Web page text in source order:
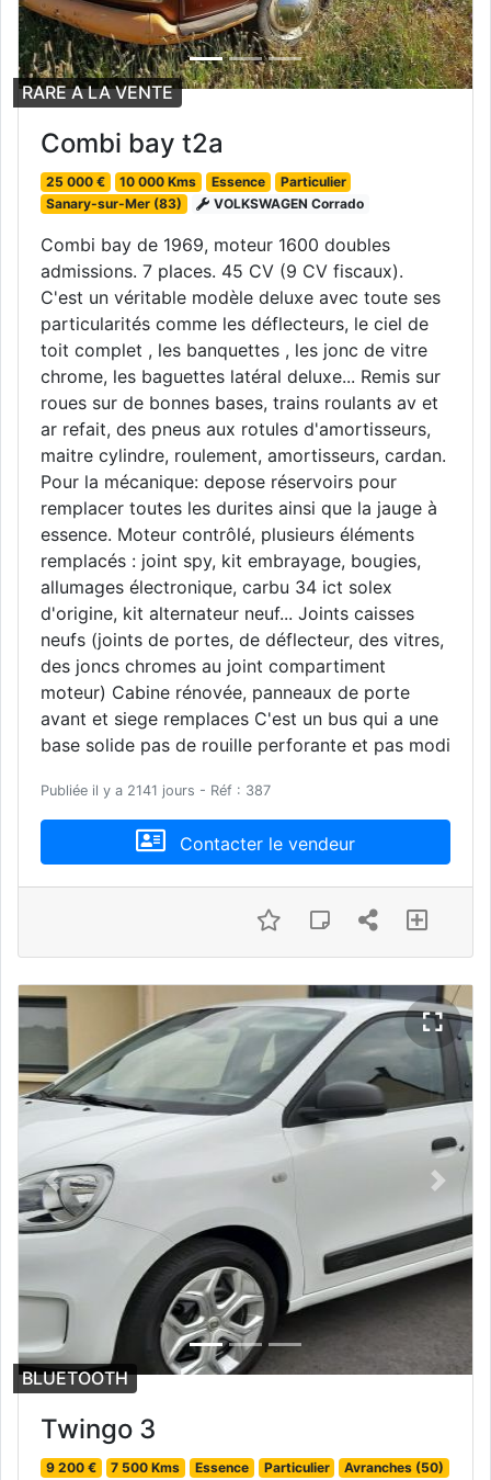
RARE A LA VENTE
Combi bay t2a
25 000 € 10 000 Kms Essence
Particulier
Sanary-sur-Mer (83)
VOLKSWAGEN Corrado
Combi bay de 1969, moteur 1600 doubles
admissions. 7 places. 45 CV (9 CV fiscaux).
C'est un véritable modèle deluxe avec toute ses
particularités comme les déflecteurs, le ciel de
toit complet , les banquettes , les jonc de vitre
chrome, les baguettes latéral deluxe... Remis sur
roues sur de bonnes bases, trains roulants av et
ar refait, des pneus aux rotules d'amortisseurs,
maitre cylindre, roulement, amortisseurs, cardan.
Pour la mécanique: depose réservoirs pour
remplacer toutes les durites ainsi que la jauge à
essence. Moteur contrôlé, plusieurs éléments
remplacés : joint spy, kit embrayage, bougies,
allumages électronique, carbu 34 ict solex
d'origine, kit alternateur neuf... Joints caisses
neufs (joints de portes, de déflecteur, des vitres,
des joncs chromes au joint compartiment
moteur) Cabine rénovée, panneaux de porte
avant et siege remplaces C'est un bus qui a une
base solide pas de rouille perforante et pas modi
Publiée il y a 2141 jours - Réf : 387
Contacter le vendeur
Previous Next
BLUETOOTH
Twingo 3
9 200 € 7 500 Kms Essence Particulier
Avranches (50)